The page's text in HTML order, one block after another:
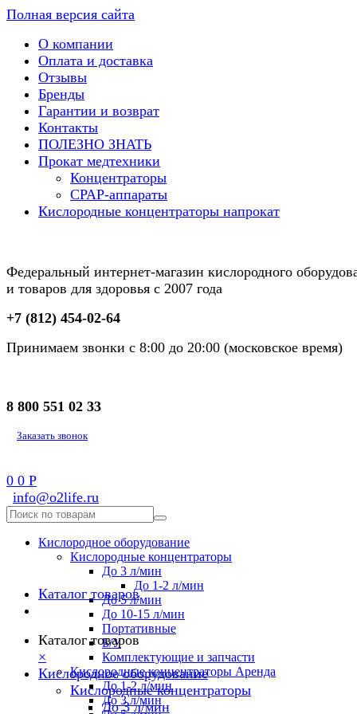
Полная версия сайта
О компании
Оплата и доставка
Отзывы
Бренды
Гарантии и возврат
Контакты
ПОЛЕЗНО ЗНАТЬ
Прокат медтехники
Концентраторы
CPAP-аппараты
Кислородные концентраторы напрокат
Федеральный интернет-магазин кислородного
и товаров для здоровья с 2007 года
+7 (812) 454-02-64
Принимаем звонки с 8:00 до 20:00 (московское время)
8 800 551 02 33
Заказать звонок
0 0 Р
info@o2life.ru
Кислородное оборудование
Кислородные концентраторы
До 3 л/мин
До 1-2 л/мин
До 5 л/мин
До 10-15 л/мин
Портативные
Б/У
Комплектующие и запчасти
Кислородные концентраторы Аренда
До 1-2 л/мин
До 3 л/мин
Каталог товаров
Каталог товаров
×
Кислородное оборудование
Кислородные концентраторы
До 3 л/мин